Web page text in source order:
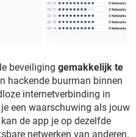
beveiliging gemakkelijk te
hackende buurman binnen
internetverbinding in
een waarschuwing als jouw
de app je op dezelfde
netwerken van anderen.